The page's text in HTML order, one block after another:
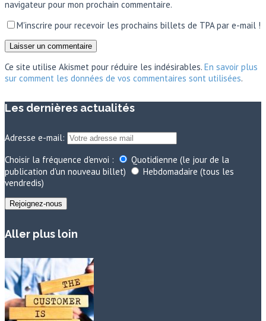
navigateur pour mon prochain commentaire.
M'inscrire pour recevoir les prochains billets de TPA par e-mail !
Ce site utilise Akismet pour réduire les indésirables. En savoir plus
sur comment les données de vos commentaires sont utilisées.
Les dernières actualités
Adresse e-mail:
Choisir la fréquence d'envoi :
Quotidienne (le jour de la
publication d'un nouveau billet)
Hebdomadaire (tous les
vendredis)
Aller plus loin